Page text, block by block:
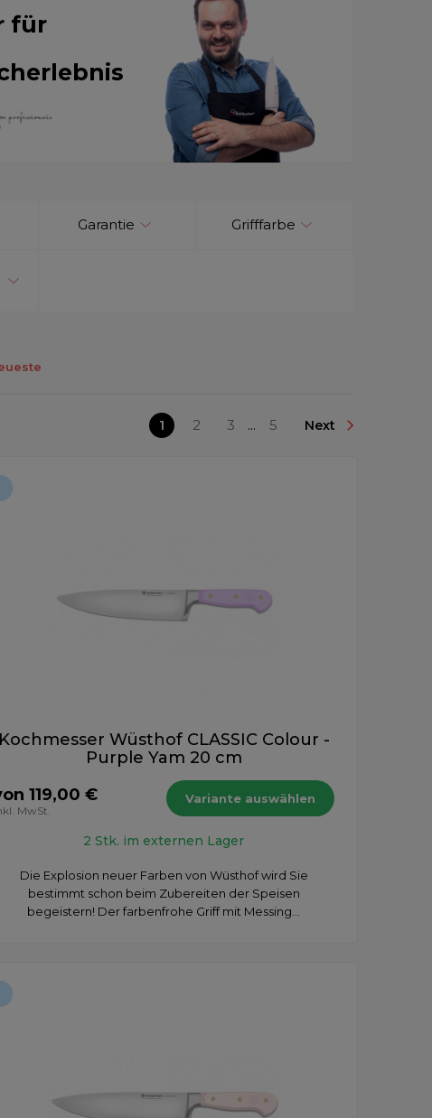
für
Garantie Grifffarbe
1 2 3 ... 5 Next
Kochmesser Wüsthof CLASSIC Colour -
Purple Yam 20 cm
119,00 €
MwSt.
Variante auswählen
2 Stk. im externen Lager
Die Explosion neuer Farben von Wüsthof wird Sie
bestimmt schon beim Zubereiten der Speisen
begeistern! Der farbenfrohe Griff mit Messing...